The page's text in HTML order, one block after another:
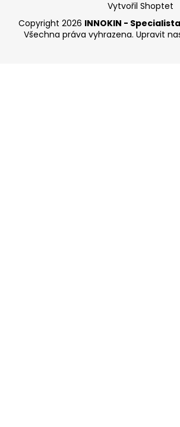
Vytvořil Shoptet
Copyright 2026 INNOKIN -
Všechna práva vyhrazena. Upravit